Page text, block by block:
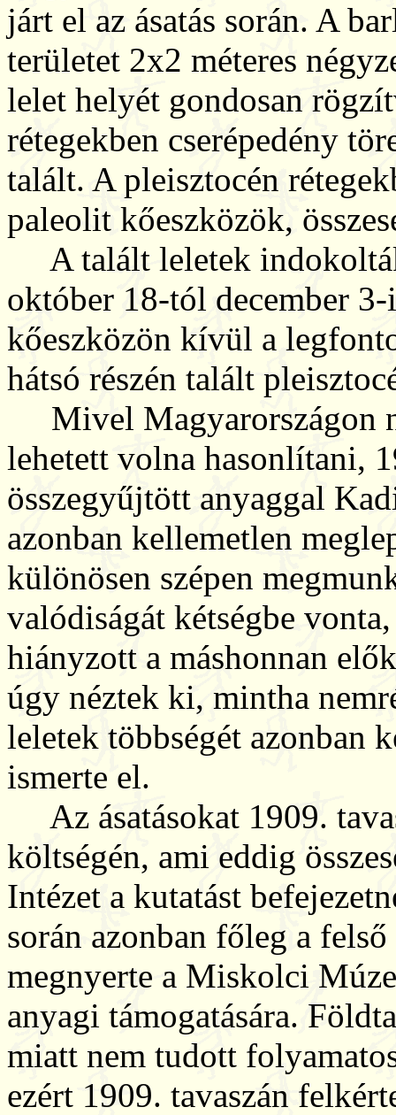
járt el az ásatás során. A
területet 2x2 méteres
lelet helyét gondosan
rétegekben cserépedény
talált. A pleisztocén
paleolit kőeszközök,
A talált leletek
október 18-tól december
kőeszközön kívül a
hátsó részén talált
Mivel Magyarországon
lehetett volna hasonlítani,
összegyűjtött anyaggal
azonban kellemetlen
különösen szépen
valódiságát kétségbe
hiányzott a máshonnan
úgy néztek ki, mintha
leletek többségét azonban
ismerte el.
Az ásatásokat 1909.
költségén, ami eddig
Intézet a kutatást
során azonban főleg a
megnyerte a Miskolci
anyagi támogatására.
miatt nem tudott
ezért 1909. tavaszán